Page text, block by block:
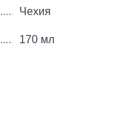
Чехия
170 мл